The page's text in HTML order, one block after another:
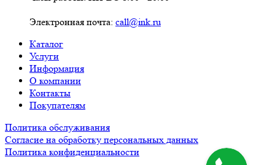
Электронная почта: call@ink.ru
Каталог
Услуги
Информация
О компании
Контакты
Покупателям
Политика обслуживания
Согласие на обработку персональных данных
Политика конфиденциальности